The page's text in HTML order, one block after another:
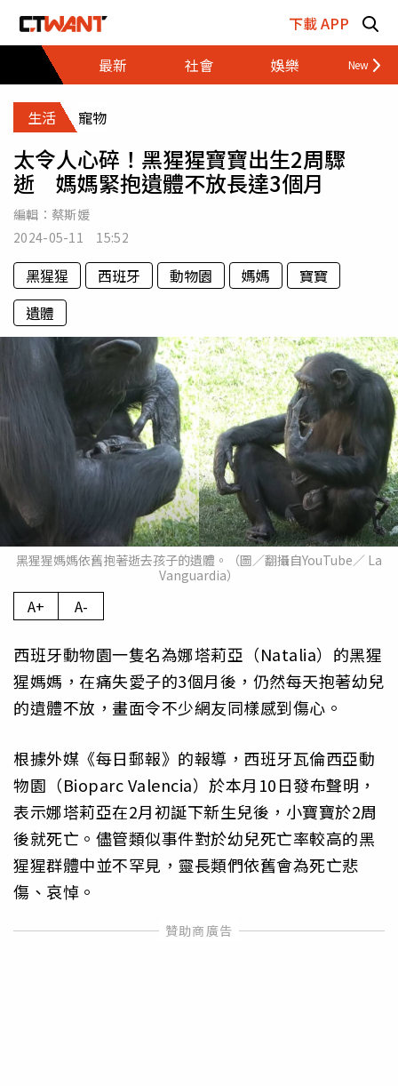
下載 APP
最新
社會 娛樂 財經
生活 寵物
太令人心碎！黑猩猩寶寶出生2周驟
逝 媽媽緊抱遺體不放長達3個月
編輯： 蔡斯媛
2024-05-11 15:52
黑猩猩 西班牙 動物園 媽媽
寶寶
遺體
黑猩猩媽媽依舊抱著逝去孩子的遺體。（圖／翻攝自YouTube／ La
Vanguardia）
A+ A-
西班牙動物園一隻名為娜塔莉亞（Natalia）的黑猩
猩媽媽，在痛失愛子的3個月後，仍然每天抱著幼兒
的遺體不放，畫面令不少網友同樣感到傷心。
根據外媒《每日郵報》的報導，西班牙瓦倫西亞動
物園（Bioparc Valencia）於本月10日發布聲明，
表示娜塔莉亞在2月初誕下新生兒後，小寶寶於2周
後就死亡。儘管類似事件對於幼兒死亡率較高的黑
猩猩群體中並不罕見，靈長類們依舊會為死亡悲
傷、哀悼。